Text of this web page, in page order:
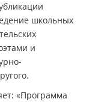
школьных
и
«Программа